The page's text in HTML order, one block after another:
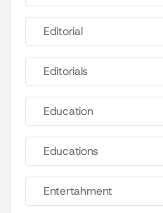
Editorial
Editorials
Education
Educations
Entertahrnent